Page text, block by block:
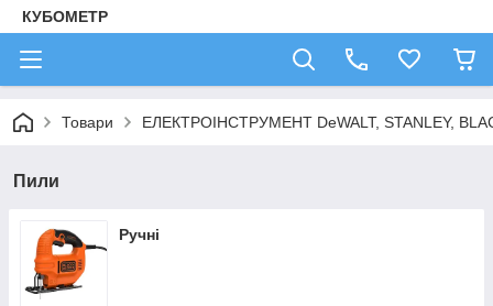
КУБОМЕТР
Товари ЕЛЕКТРОІНСТРУМЕНТ DeWALT, STANLEY,
Пили
Ручні